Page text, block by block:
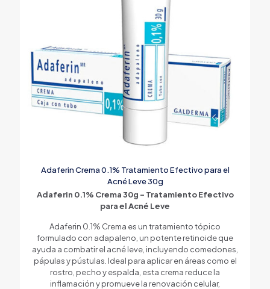
Adaferin Crema 0.1% Tratamiento Efectivo para el
Acné Leve 30g
Adaferin 0.1% Crema 30g – Tratamiento Efectivo
para el Acné Leve
Adaferin 0.1% Crema es un tratamiento tópico
formulado con adapaleno, un potente retinoide que
ayuda a combatir el acné leve, incluyendo comedones,
pápulas y pústulas. Ideal para aplicar en áreas como el
rostro, pecho y espalda, esta crema reduce la
inflamación y promueve la renovación celular,